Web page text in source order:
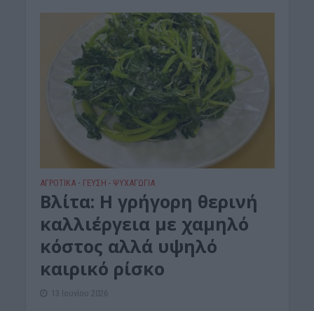
ΑΓΡΟΤΙΚΑ • ΓΕΎΣΗ - ΨΥΧΑΓΩΓΊΑ
Βλίτα: Η γρήγορη θερινή
καλλιέργεια με χαμηλό
κόστος αλλά υψηλό
καιρικό ρίσκο
13 Ιουνίου 2026